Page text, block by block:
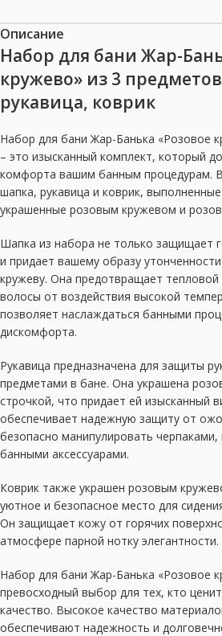
Описание
Набор для бани Жар-
кружево» из 3
рукавица, коврик
Набор для бани Жар-Банька «Розовое
– это изысканный комплект, который
комфорта вашим банным процедурам.
шапка, рукавица и коврик,
украшенные розовым кружевом и
Шапка из набора не только защищает
и придает вашему образу
кружеву. Она предотвращает
волосы от воздействия высокой
позволяет наслаждаться банными
дискомфорта.
Рукавица предназначена для защиты
предметами в бане. Она украшена
строчкой, что придает ей изысканный
обеспечивает надежную защиту от
безопасно манипулировать
банными аксессуарами.
Коврик также украшен розовым
уютное и безопасное место для
Он защищает кожу от горячих
атмосфере парной нотку элегантности.
Набор для бани Жар-Банька «Розовое
превосходный выбор для тех, кто
качество. Высокое качество
обеспечивают надежность и